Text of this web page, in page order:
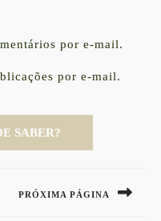
por e-mail.
por e-mail.
PRÓXIMA PÁGINA